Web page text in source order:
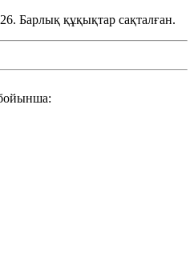
Барлық құқықтар сақталған.